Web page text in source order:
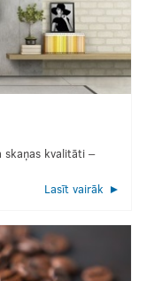
skaņas kvalitāti –
Lasīt vairāk